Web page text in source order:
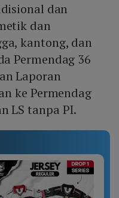
dan
dan
kantong, dan
Permendag 36
Laporan
ke Permendag
LS tanpa PI.